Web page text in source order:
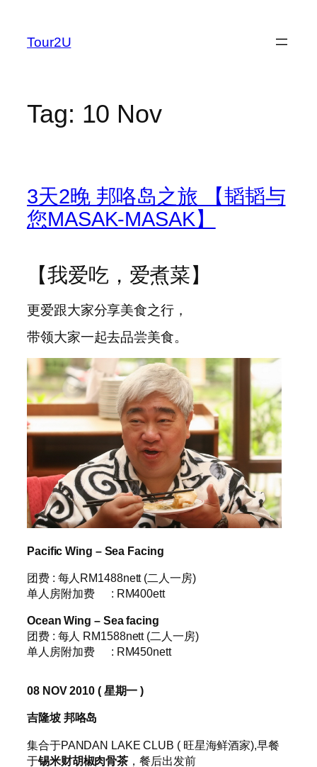
content
Tour2U
Tag: 10 Nov
3天2晚 邦咯岛之旅 【韬韬与
您MASAK-MASAK】
【我爱吃，爱煮菜】
更爱跟大家分享美食之行，
带领大家一起去品尝美食。
Pacific Wing – Sea Facing
团费 : 每人RM1488nett (二人一房)
单人房附加费 : RM400ett
Ocean Wing – Sea facing
团费 : 每人 RM1588nett (二人一房)
单人房附加费 : RM450nett
08 NOV 2010 ( 星期一 )
吉隆坡 邦咯岛
集合于PANDAN LAKE CLUB ( 旺星海鲜酒家),早餐
于锡米财胡椒肉骨茶 ，餐后出发前